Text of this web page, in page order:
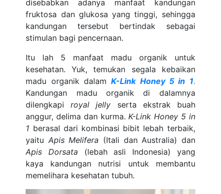
disebabkan adanya manfaat kandungan
fruktosa dan glukosa yang tinggi, sehingga
kandungan tersebut bertindak sebagai
stimulan bagi pencernaan.
Itu lah 5 manfaat madu organik untuk
kesehatan. Yuk, temukan segala kebaikan
madu organik dalamK-Link Honey 5 in 1.
Kandungan madu organik di dalamnya
dilengkapiroyal jelly serta ekstrak buah
anggur, delima dan kurma.K-Link Honey 5 in
1 berasal dari kombinasi bibit lebah terbaik,
yaitu Apis Melifera (Itali dan Australia) dan
Apis Dorsata (lebah asli Indonesia) yang
kaya kandungan nutrisi untuk membantu
memelihara kesehatan tubuh.